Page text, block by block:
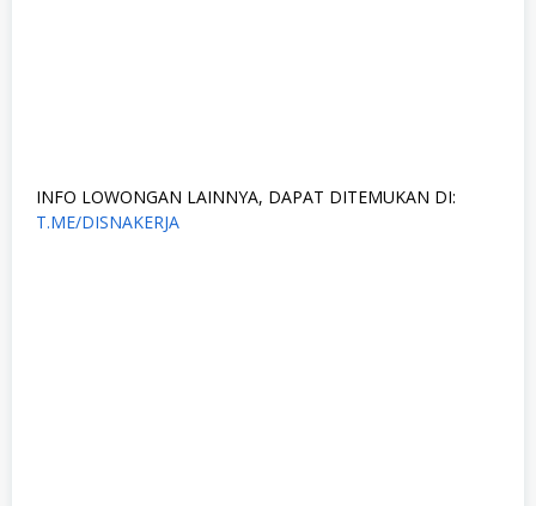
INFO LOWONGAN LAINNYA, DAPAT DITEMUKAN DI:
T.ME/DISNAKERJA